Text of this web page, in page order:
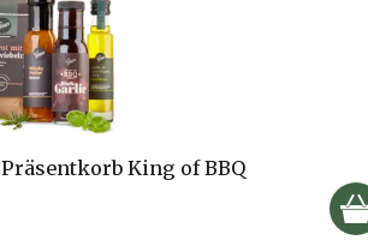
Präsentkorb King of BBQ